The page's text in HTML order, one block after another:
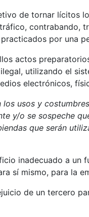
de tornar lícitos
contrabando,
por una
actos
utilizando el
electrónicos,
los usos y
y/o se sospeche
que serán
inadecuado a un
sí mismo, para la
de un tercero